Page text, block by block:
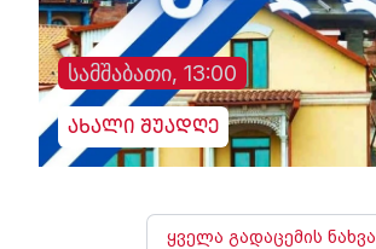
სამშაბათი, 13:00
ახალი შუადღე
ყველა გადაცემის ნახვა